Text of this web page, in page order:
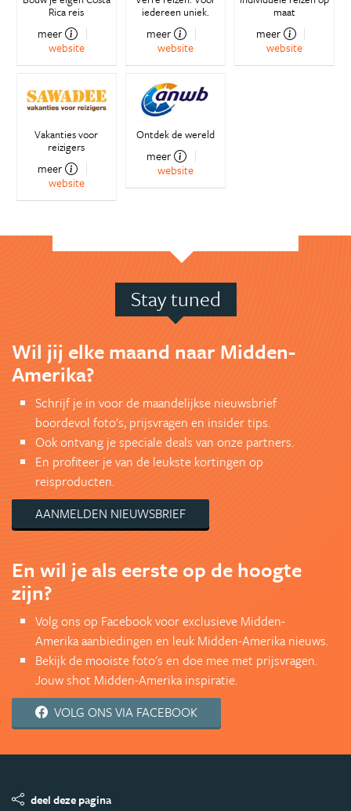
Rica reis
meer
website
iedereen uniek.
meer
website
maat
meer
website
Vakanties voor
reizigers
meer
website
Ontdek de wereld
meer
website
Stay tuned
Wil jij elke maand naar Midden-
Amerika?
Schrijf je in voor de maandelijkse nieuwsbrief
boordevol foto's, prijsvragen en insider tips.
Ook ontvang je speciale deals van onze partners.
En profiteer je van de leukste kortingen op
reisproducten.
AANMELDEN NIEUWSBRIEF
En wil je als eerste op de hoogte
zijn?
Volg ons op Facebook voor exclusieve Midden-
Amerika aanbiedingen en leuk Midden-Amerika nieuws.
Bekijk de mooiste foto's en doe mee met prijsvragen.
Jouw shot Midden-Amerika inspiratie.
VOLG ONS VIA FACEBOOK
deel deze pagina